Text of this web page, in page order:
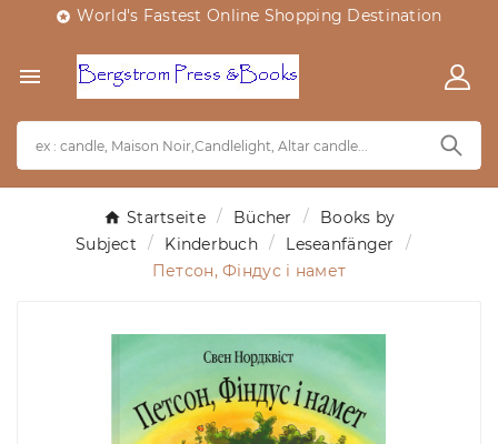
 World's Fastest Online Shopping Destination

Startseite Bücher
Books by
Subject
Kinderbuch
Leseanfänger
Петсон, Фіндус і намет